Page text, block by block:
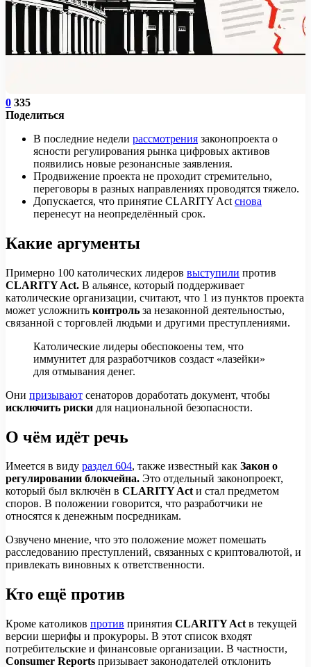
0 335
Поделиться
В последние недели рассмотрения законопроекта о
ясности регулирования рынка цифровых активов
появились новые резонансные заявления.
Продвижение проекта не проходит стремительно,
переговоры в разных направлениях проводятся тяжело.
Допускается, что принятие CLARITY Act снова
перенесут на неопределённый срок.
Какие аргументы
Примерно 100 католических лидеров выступили против
CLARITY Act. В альянсе, который поддерживает
католические организации, считают, что 1 из пунктов проекта
может усложнить контроль за незаконной деятельностью,
связанной с торговлей людьми и другими преступлениями.
Католические лидеры обеспокоены тем, что
иммунитет для разработчиков создаст «лазейки»
для отмывания денег.
Они призывают сенаторов доработать документ, чтобы
исключить риски для национальной безопасности.
О чём идёт речь
Имеется в виду раздел 604, также известный как Закон о
регулировании блокчейна. Это отдельный законопроект,
который был включён в CLARITY Actи стал предметом
споров. В положении говорится, что разработчики не
относятся к денежным посредникам.
Озвучено мнение, что это положение может помешать
расследованию преступлений, связанных с криптовалютой, и
привлекать виновных к ответственности.
Кто ещё против
Кроме католиков против принятия CLARITY Act в текущей
версии шерифы и прокуроры. В этот список входят
потребительские и финансовые организации. В частности,
Consumer Reports призывает законодателей отклонить